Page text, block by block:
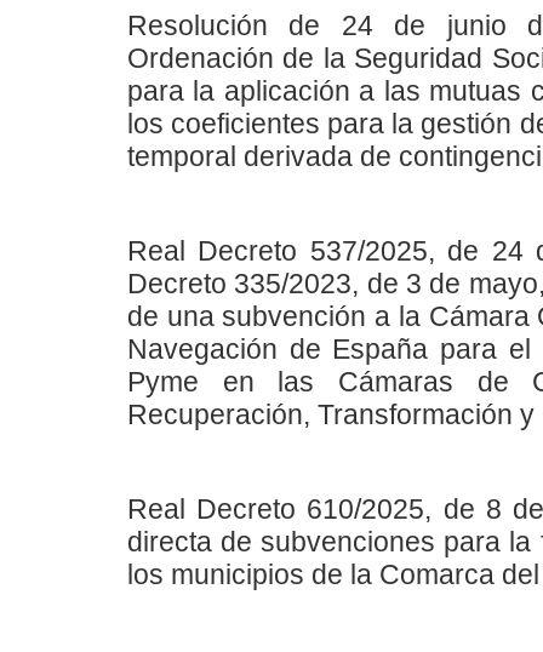
Resolución de 24 de junio
Ordenación de la Seguridad
para la aplicación a las mutuas
los coeficientes para la gestión
temporal derivada de
Real Decreto 537/2025, de
Decreto 335/2023, de 3 de
de una subvención a la
Navegación de España para
Pyme en las Cámaras de
Recuperación, Transformación
Real Decreto 610/2025, de 8
directa de subvenciones para
los municipios de la Comarca